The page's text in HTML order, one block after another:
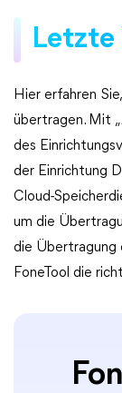
Letzte
Hier erfahren
übertragen. Mit
des
der Einrichtung
Cloud-
um die
die Übertragung
FoneTool die